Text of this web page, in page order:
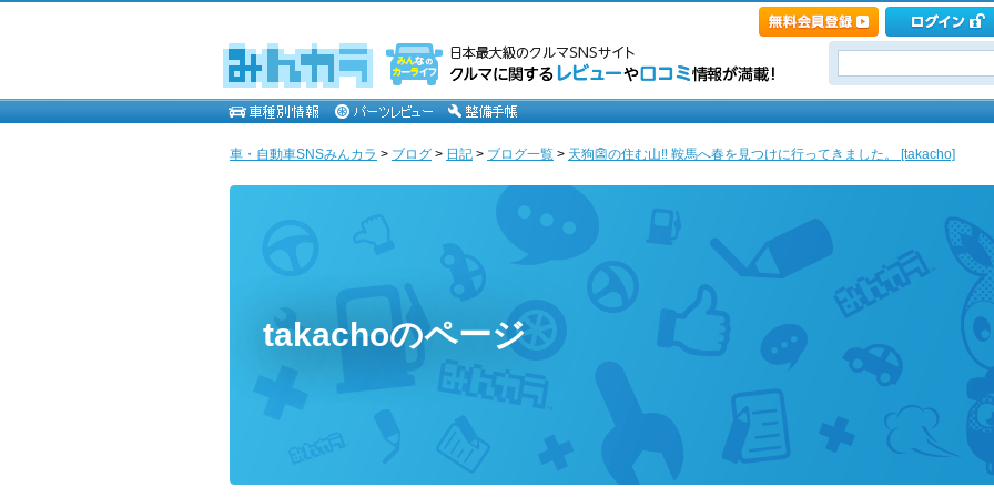
車・自動車SNSみんカラ > ブログ > 日記 > ブログ一覧 > 天狗👺の住む山‼︎ 鞍馬へ春を見つけに行ってきました。 [takacho]
takachoのページ